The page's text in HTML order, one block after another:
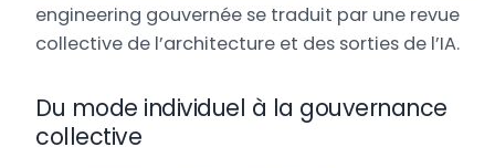
engineering gouvernée se traduit par une revue
collective de l’architecture et des sorties de l’IA.
Du mode individuel à la gouvernance
collective